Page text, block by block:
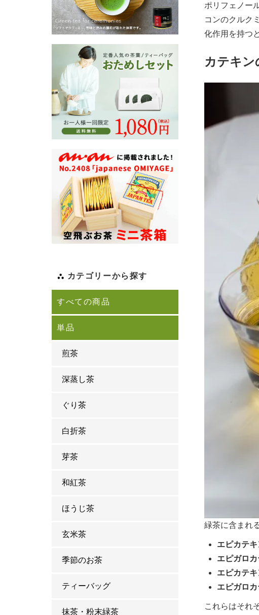
ポリフェノー
コンのクルク
化作用を持つ
カテキン
緑茶に含まれ
エピカテキ
エピガロカ
エピカテキ
エピガロカ
これらはそれ
カテゴリーから探す
すべての商品
単品
煎茶
深蒸し茶
ぐり茶
白折茶
芽茶
和紅茶
ほうじ茶
玄米茶
季節のお茶
ティーバッグ
抹茶・粉末緑茶